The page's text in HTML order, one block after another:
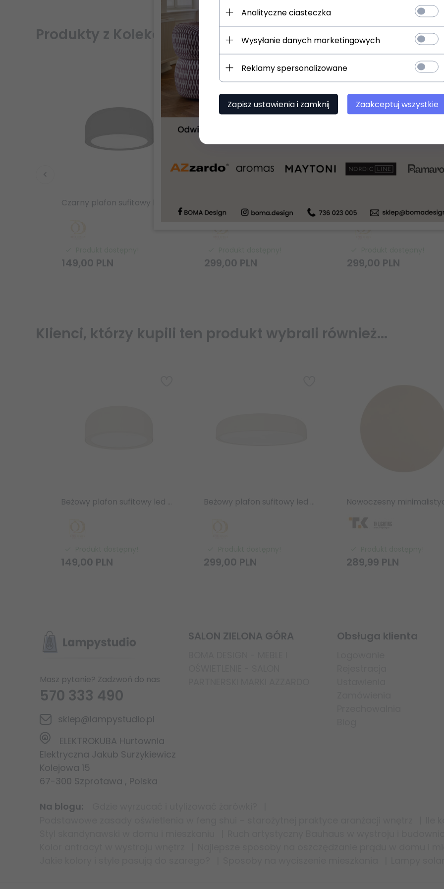
Produkty z Kolekcji
149,00 PLN 299,00 PLN 299,00 PLN
Klienci, którzy kupili ten produkt wybrali również...
Beżowy plafon sufitowy led 8W 3000K / 4500K / 6500K 230V 1242lm Cedrone PL Toupe 12 CCT Orlicki Design OR85907
149,00 PLN
Beżowy plafon sufitowy led 25W 3000K / 4500K / 6500K 230V 3907lm Cedrone OR85969 PL Toupe 30 CCT Orlicki Design
299,00 PLN 289,99 PLN
Masz pytanie? Zadzwoń do nas
570 333 490
sklep@lampystudio.pl
ELEKTROKUBA Hurtownia
Elektryczna Jakub Surzykiewicz
Kolejowa 15
67-300 Szprotawa , Polska
SALON ZIELONA GÓRA Obsługa klienta
Na blogu
Analityczne ciasteczka
Wysyłanie danych marketingowych
Reklamy spersonalizowane
Zapisz ustawienia i zamknij Zaakceptuj wszystkie